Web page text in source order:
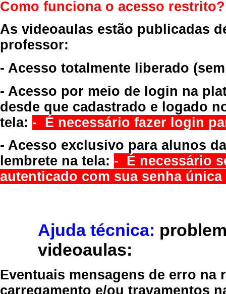
Como funciona o acesso restrito?
As videoaulas estão publicadas
professor:
- Acesso totalmente liberado
- Acesso por meio de login na
desde que cadastrado e logado
tela: - É necessário fazer login
- Acesso exclusivo para alunos
lembrete na tela: - É necessário
autenticado com sua senha
Ajuda técnica:
videoaulas:
Eventuais mensagens de erro
carregamento e/ou travamentos